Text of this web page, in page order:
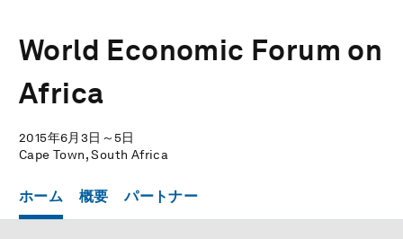
World Economic Forum on
Africa
2015年6月3日～5日
Cape Town, South Africa
ホーム 概要 パートナー